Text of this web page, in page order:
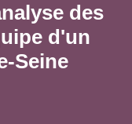
des
d'un
Seine